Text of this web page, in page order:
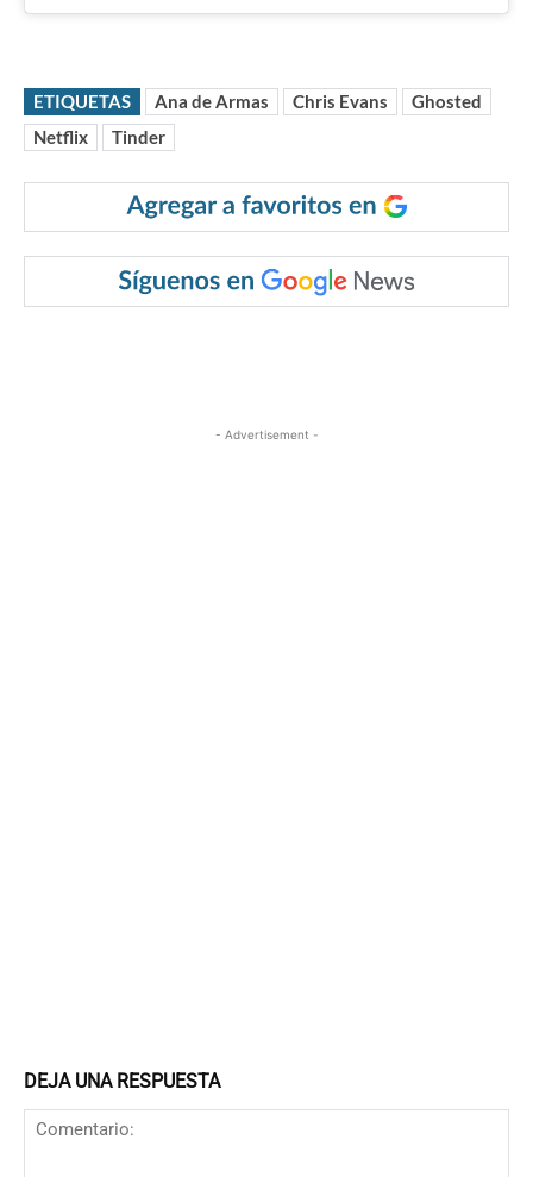
ETIQUETAS Ana de Armas Chris Evans
Ghosted
Netflix
Tinder
- Advertisement -
DEJA UNA RESPUESTA